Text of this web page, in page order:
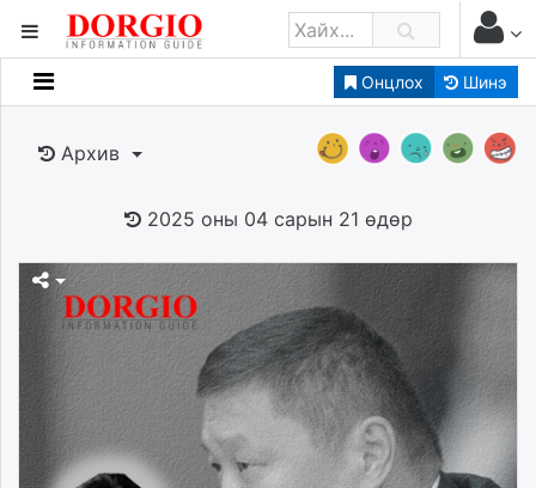
Онцлох Шинэ
Мэдээллийн
Банк санхүү
Нийслэлийн
dorgio.mn
Gogo.mn
caak.mn
news.mn
zindaa.mn
Архив
2025 оны 04 сарын 21 өдөр